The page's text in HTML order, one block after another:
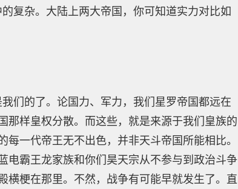
复杂。大陆上两大帝国，你可知道实力对比如
们的了。论国力、军力，我们星罗帝国都远在
那样皇权分散。而这些，就是来源于我们皇族的
一代帝王无不出色，并非天斗帝国所能相比。
电霸王龙家族和你们昊天宗从不参与到政治斗争
横梗在那里。不然，战争有可能早就发生了。直